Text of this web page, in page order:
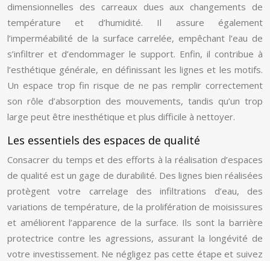
dimensionnelles des carreaux dues aux changements de
température et d’humidité. Il assure également
l’imperméabilité de la surface carrelée, empêchant l’eau de
s’infiltrer et d’endommager le support. Enfin, il contribue à
l’esthétique générale, en définissant les lignes et les motifs.
Un espace trop fin risque de ne pas remplir correctement
son rôle d’absorption des mouvements, tandis qu’un trop
large peut être inesthétique et plus difficile à nettoyer.
Les essentiels des espaces de qualité
Consacrer du temps et des efforts à la réalisation d’espaces
de qualité est un gage de durabilité. Des lignes bien réalisées
protègent votre carrelage des infiltrations d’eau, des
variations de température, de la prolifération de moisissures
et améliorent l’apparence de la surface. Ils sont la barrière
protectrice contre les agressions, assurant la longévité de
votre investissement. Ne négligez pas cette étape et suivez